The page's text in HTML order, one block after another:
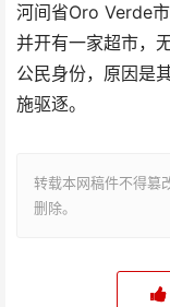
河间省Oro Verde市
并开有一家超市，
公民身份，原因是
施驱逐。
转载本网稿件不得篡
删除。